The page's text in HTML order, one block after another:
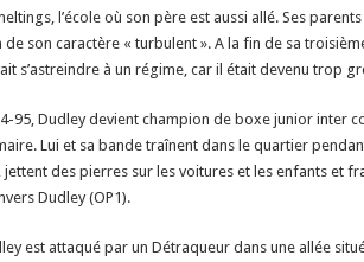
l’école où son père est aussi allé. Ses
son caractère « turbulent ». A la fin de sa
s’astreindre à un régime, car il était devenu trop
95, Dudley devient champion de boxe junior inter
Lui et sa bande traînent dans le quartier
des pierres sur les voitures et les enfants et
Dudley (OP1).
est attaqué par un Détraqueur dans une allée